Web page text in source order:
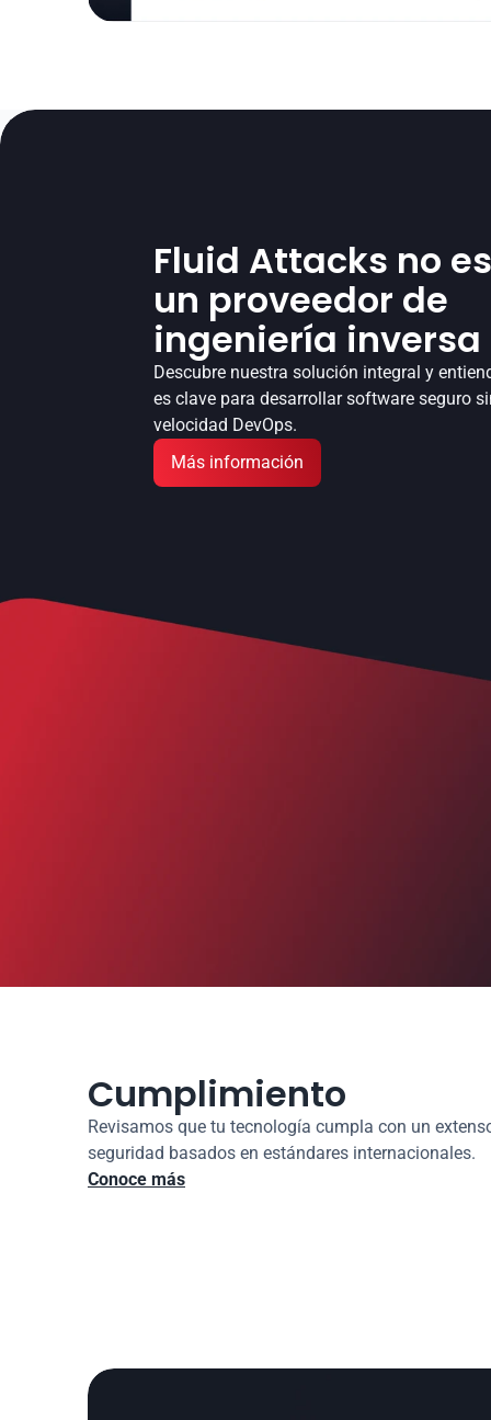
Fluid Attacks no
un proveedor de
ingeniería inversa
Descubre nuestra solución integral y
es clave para desarrollar software seguro
velocidad DevOps.
Más información
Cumplimiento
Revisamos que tu tecnología cumpla con un
seguridad basados en estándares internacionales.
Conoce más